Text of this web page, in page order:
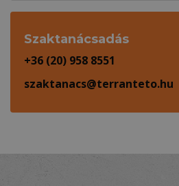
Szaktanácsadás
+36 (20) 958 8551
szaktanacs@terranteto.hu